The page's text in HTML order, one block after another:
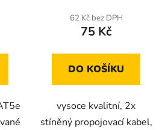
62 Kč bez DPH
75 Kč
DO KOŠÍKU
vysoce kvalitní, 2x
stíněný propojovací kabel,